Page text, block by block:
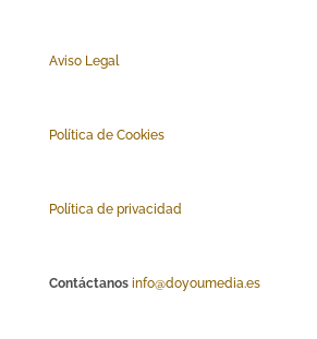
Aviso Legal
Política de Cookies
Política de privacidad
Contáctanos info@doyoumedia.es